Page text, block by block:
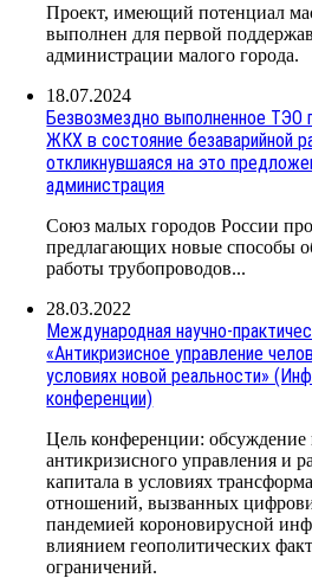
Проект, имеющий потенциал
выполнен для первой
администрации малого города.
18.07.2024
Безвозмездно выполненное ТЭО
ЖКХ в состояние безаварийной
откликнувшаяся на это
администрация
Союз малых городов России
предлагающих новые способы
работы трубопроводов...
28.03.2022
Международная научно-
«Антикризисное управление
условиях новой реальности»
конференции)
Цель конференции: обсуждение
антикризисного управления и
капитала в условиях
отношений, вызванных
пандемией короновирусной
влиянием геополитических
ограничений.